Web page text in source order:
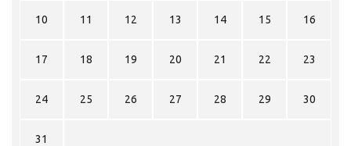
10 11 12 13 14 15 16
17 18 19 20 21 22 23
24 25 26 27 28 29 30
31